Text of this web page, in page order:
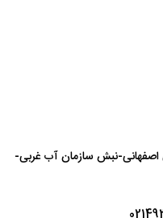
اصفهانی-نبش سازمان آب غربی-